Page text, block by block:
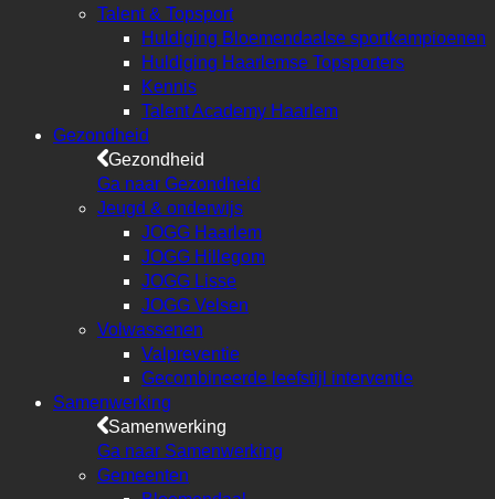
Talent & Topsport
Huldiging Bloemendaalse sportkampioenen
Huldiging Haarlemse Topsporters
Kennis
Talent Academy Haarlem
Gezondheid
Gezondheid
Ga naar Gezondheid
Jeugd & onderwijs
JOGG Haarlem
JOGG Hillegom
JOGG Lisse
JOGG Velsen
Volwassenen
Valpreventie
Gecombineerde leefstijl interventie
Samenwerking
Samenwerking
Ga naar Samenwerking
Gemeenten